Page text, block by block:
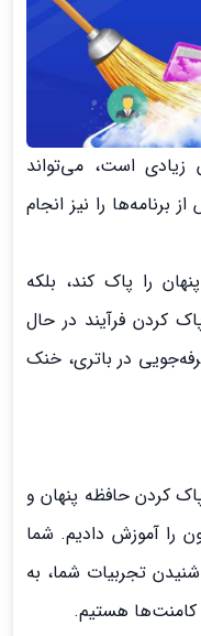
زیادی است، می‌تواند
را نیز انجام
را پاک کند، بلکه
کردن فرآیند در حال
در باتری، خنک
کردن حافظه پنهان و
را آموزش دادیم. شما
تجربیات شما، به
کامنت‌ها هستیم.